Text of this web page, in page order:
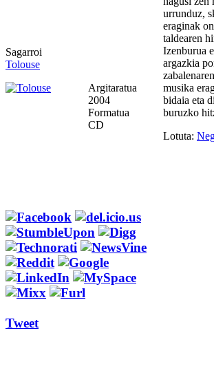
Sagarroi
Tolouse
Argitaratua
2004
Formatua
CD
Tweet
urrunduz,
eraginak
taldearen
Izenburua
argazkia
musika
bidaia eta
buruzko
Lotuta: